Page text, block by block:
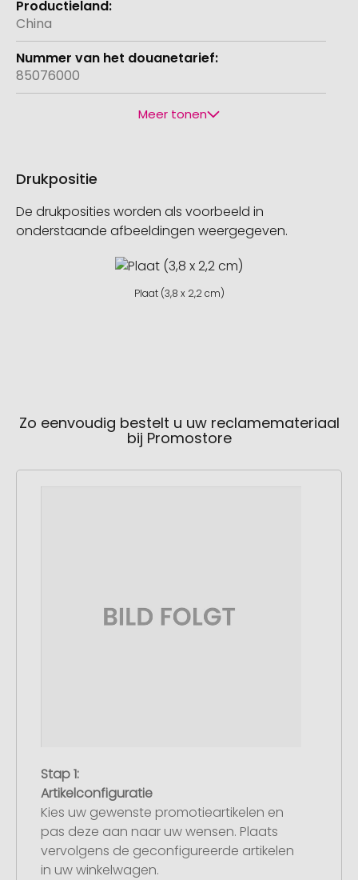
China
85076000
Meer tonen
Drukpositie
De drukposities worden als voorbeeld in
onderstaande afbeeldingen weergegeven.
Plaat (3,8 x 2,2 cm)
Zo eenvoudig bestelt u uw reclamemateriaal
bij Promostore
Stap 1:
Artikelconfiguratie
Kies uw gewenste promotieartikelen en
pas deze aan naar uw wensen. Plaats
vervolgens de geconfigureerde artikelen
in uw winkelwagen.